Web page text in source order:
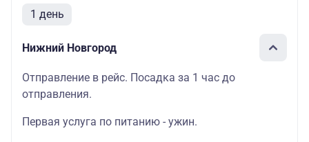
1 день
Нижний Новгород
Отправление в рейс. Посадка за 1 час до
отправления.
Первая услуга по питанию - ужин.